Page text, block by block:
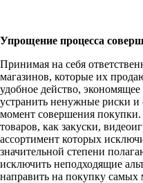
Упрощение процесса
Принимая на себя
магазинов, которые их
удобное действо,
устранить ненужные риски и
момент совершения покупки.
товаров, как закуски,
ассортимент которых
значительной степени
исключить неподходящие
направить на покупку